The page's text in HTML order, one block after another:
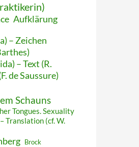
Aufklärung
– Zeichen
– Text (R.
de Saussure)
Schauns
Tongues. Sexuality
Translation (cf. W.
Brock